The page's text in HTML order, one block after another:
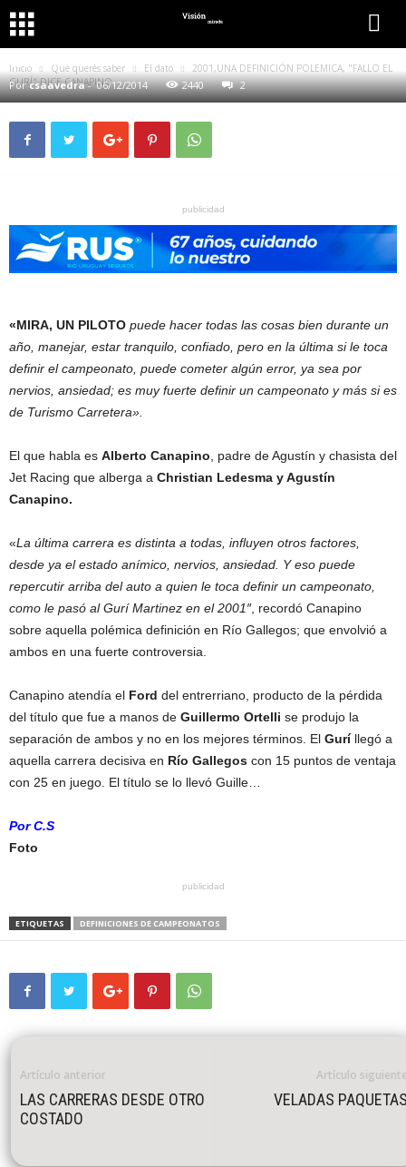
Inicio Qué querés saber El dato
2001,UNA DEFINICIÓN POLEMICA, "FALLO EL
GURÍ" DICE CANAPINO
QUÉ QUERÉS SABER
2001,UNA DEFINICIÓN POLEMICA, "FALLO EL GURÍ" DICE
CANAPINO
Por csaavedra- 06/12/2014 2440 2
publicidad
«MIRA, UN PILOTO puede hacer todas las cosas bien durante un
año, manejar, estar tranquilo, confiado, pero en la última si le toca
definir el campeonato, puede cometer algún error, ya sea por
nervios, ansiedad; es muy fuerte definir un campeonato y más si es
de Turismo Carretera».
El que habla es Alberto Canapino , padre de Agustín y chasista del
Jet Racing que alberga a Christian Ledesma y Agustín
Canapino.
«La última carrera es distinta a todas, influyen otros factores,
desde ya el estado anímico, nervios, ansiedad. Y eso puede
repercutir arriba del auto a quien le toca definir un campeonato,
como le pasó al Gurí Martinez en el 2001″, recordó Canapino
sobre aquella polémica definición en Río Gallegos; que envolvió a
ambos en una fuerte controversia.
Canapino atendía el Ford del entrerriano, producto de la pérdida
del título que fue a manos de Guillermo Ortelli se produjo la
separación de ambos y no en los mejores términos. El Guríllegó a
aquella carrera decisiva en Río Gallegos con 15 puntos de ventaja
con 25 en juego. El título se lo llevó Guille…
Por C.S
Foto
publicidad
ETIQUETAS DEFINICIONES DE CAMPEONATOS
Artículo anterior
LAS CARRERAS DESDE OTRO
COSTADO
Artículo
VELADAS